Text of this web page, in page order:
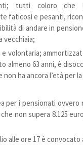
tutti coloro che
faticosi e pesanti,
di andare in
vecchiaia;
e volontaria;
almeno 63 anni, è
non ha ancora l’età per
per i pensionati
non supera 8.125
alle ore 17 è